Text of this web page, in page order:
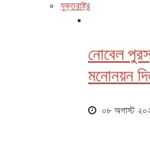
যুক্তরাষ্ট্র
নোবেল
মনোনয়ন
০৮ অগাস্ট